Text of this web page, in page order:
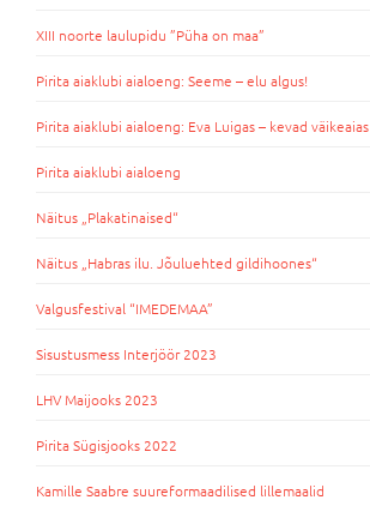
XIII noorte laulupidu ”Püha on maa”
Pirita aiaklubi aialoeng: Seeme – elu algus!
Pirita aiaklubi aialoeng: Eva Luigas – kevad väikeaias
Pirita aiaklubi aialoeng
Näitus „Plakatinaised“
Näitus „Habras ilu. Jõuluehted gildihoones“
Valgusfestival “IMEDEMAA”
Sisustusmess Interjöör 2023
LHV Maijooks 2023
Pirita Sügisjooks 2022
Kamille Saabre suureformaadilised lillemaalid